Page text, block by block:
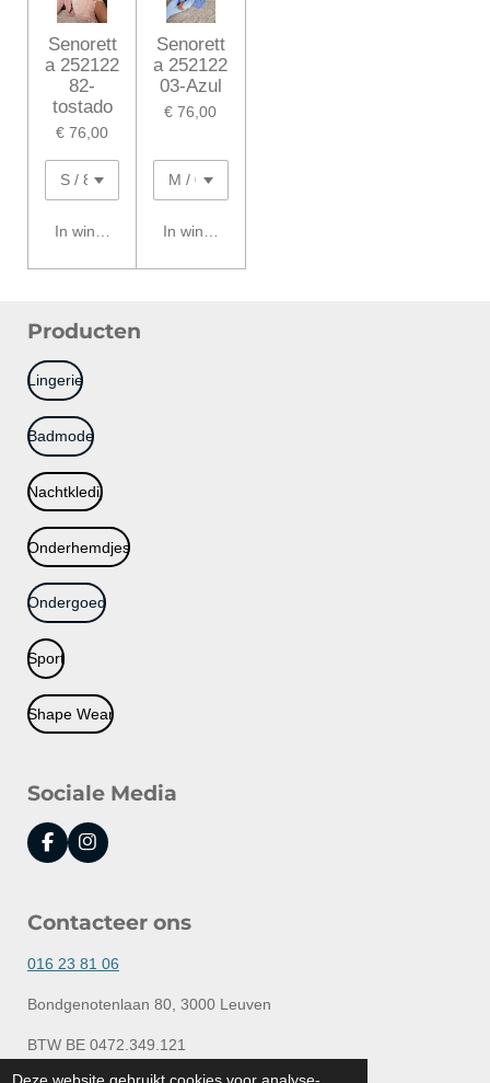
Senorett
a 252122
82-
tostado
€ 76,00
In winkelwagen
Senorett
a 252122
03-Azul
€ 76,00
In winkelwagen
Producten
Lingerie
Badmode
Nachtkledij
Onderhemdjes
Ondergoed
Sport
Shape Wear
Sociale Media
F
a
b
o
k
I
n
a
r
a
Contacteer ons
016 23 81 06
Bondgenotenlaan 80, 3000 Leuven
BTW BE 0472.349.121